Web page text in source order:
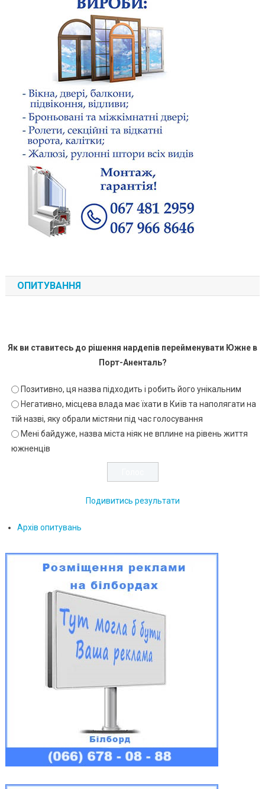
ОПИТУВАННЯ
Як ви ставитесь до рішення нардепів перейменувати Южне в
Порт-Аненталь?
Позитивно, ця назва підходить і робить його унікальним
Негативно, місцева влада має їхати в Київ та наполягати на
тій назві, яку обрали містяни під час голосування
Мені байдуже, назва міста ніяк не вплине на рівень життя
южненців
Подивитись результати
Архів опитувань